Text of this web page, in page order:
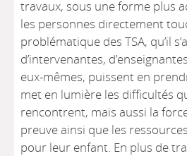
travaux, sous une forme plus
les personnes directement
problématique des TSA, qu’il
d’intervenantes,
eux-mêmes, puissent en
met en lumière les difficultés
rencontrent, mais aussi la
preuve ainsi que les
pour leur enfant. En plus de